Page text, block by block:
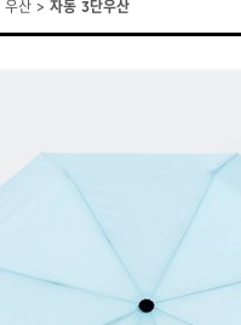
우산 > 자동 3단우산